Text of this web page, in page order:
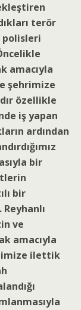
terör
polisleri
amacıyla
şehrimize
özellikle
iş yapan
ardından
bir
bir
ve
amacıyla
ilettik